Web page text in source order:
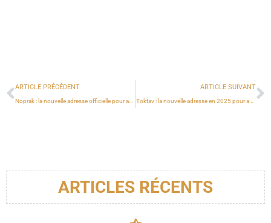
ARTICLE PRÉCÉDENT ARTICLE SUIVANT
Toktav : la nouvelle adresse en 2025 pour accéder aux films et séries
ARTICLES RÉCENTS